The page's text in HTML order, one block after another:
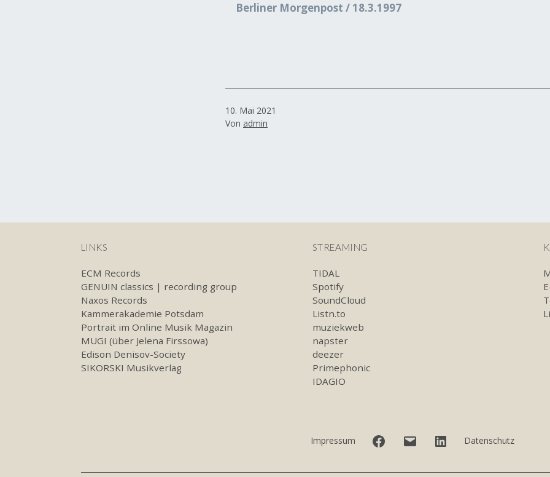
Berliner Morgenpost / 18.3.1997
Veröffentlicht
am
10. Mai 2021
Von admin
LINKS
ECM Records
GENUIN classics | recording group
Naxos Records
Kammerakademie Potsdam
Portrait im Online Musik Magazin
MUGI (über Jelena Firssowa)
Edison Denisov-Society
SIKORSKI Musikverlag
STREAMING
TIDAL
Spotify
SoundCloud
Listn.to
muziekweb
napster
deezer
Primephonic
IDAGIO
Impressum Facebook LinkedIn
Datenschutz